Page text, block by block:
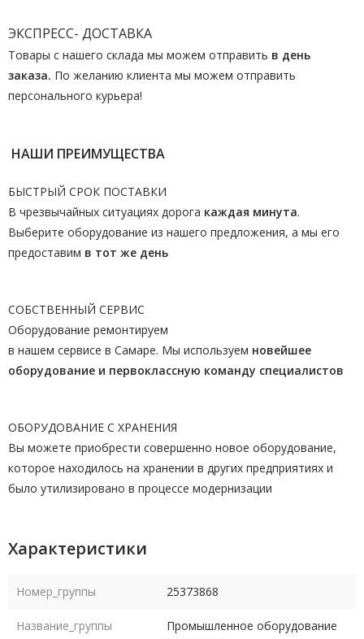
ЭКСПРЕСС- ДОСТАВКА
Товары с нашего склада мы можем отправить в день
заказа. По желанию клиента мы можем отправить
персонального курьера!
НАШИ ПРЕИМУЩЕСТВА
БЫСТРЫЙ СРОК ПОСТАВКИ
В чрезвычайных ситуациях дорога каждая минута.
Выберите оборудование из нашего предложения, а мы его
предоставим в тот же день
СОБСТВЕННЫЙ СЕРВИС
Оборудование ремонтируем
в нашем сервисе в Самаре. Мы используем новейшее
оборудование и первоклассную команду специалистов
ОБОРУДОВАНИЕ С ХРАНЕНИЯ
Вы можете приобрести совершенно новое оборудование,
которое находилось на хранении в других предприятиях и
было утилизировано в процессе модернизации
Характеристики
Номер_группы 25373868
Название_группы
Промышленное оборудование